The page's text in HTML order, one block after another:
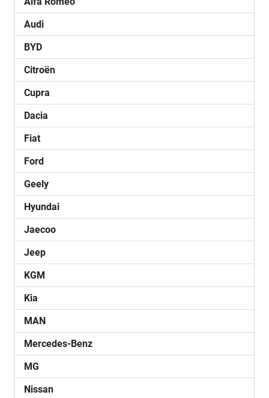
Audi
BYD
Citroën
Cupra
Dacia
Fiat
Ford
Geely
Hyundai
Jaecoo
Jeep
KGM
Kia
MAN
Mercedes-Benz
MG
Nissan